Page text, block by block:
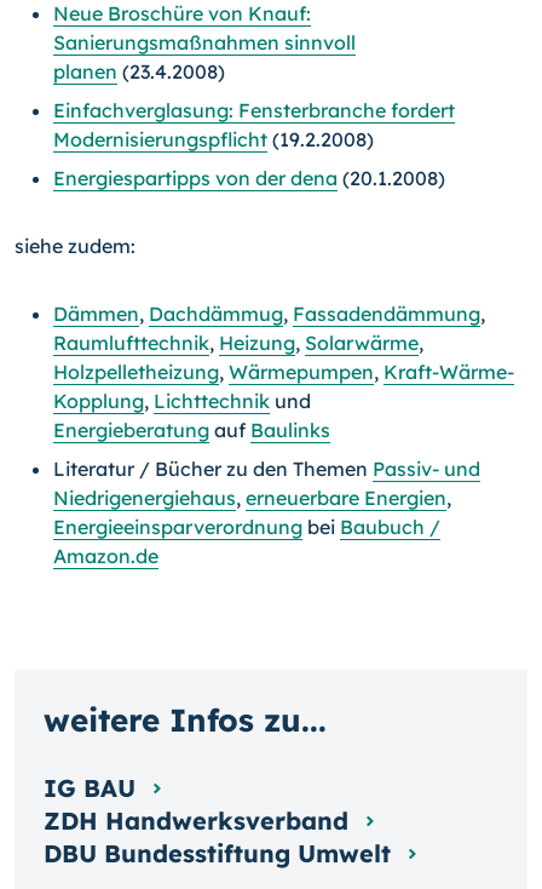
Neue Broschüre von Knauf:
Sanierungsmaßnahmen sinnvoll
planen (23.4.2008)
Einfachverglasung: Fensterbranche fordert
Modernisierungspflicht (19.2.2008)
Energiespartipps von der dena (20.1.2008)
siehe zudem:
Dämmen, Dachdämmug, Fassadendämmung,
Raumlufttechnik, Heizung, Solarwärme,
Holzpelletheizung, Wärmepumpen, Kraft-Wärme-
Kopplung, Lichttechnik und
Energieberatung auf Baulinks
Literatur / Bücher zu den Themen Passiv- und
Niedrigenergiehaus, erneuerbare Energien,
Energieeinsparverordnung bei Baubuch /
Amazon.de
weitere Infos zu...
IG BAU
ZDH Handwerksverband
DBU Bundesstiftung Umwelt